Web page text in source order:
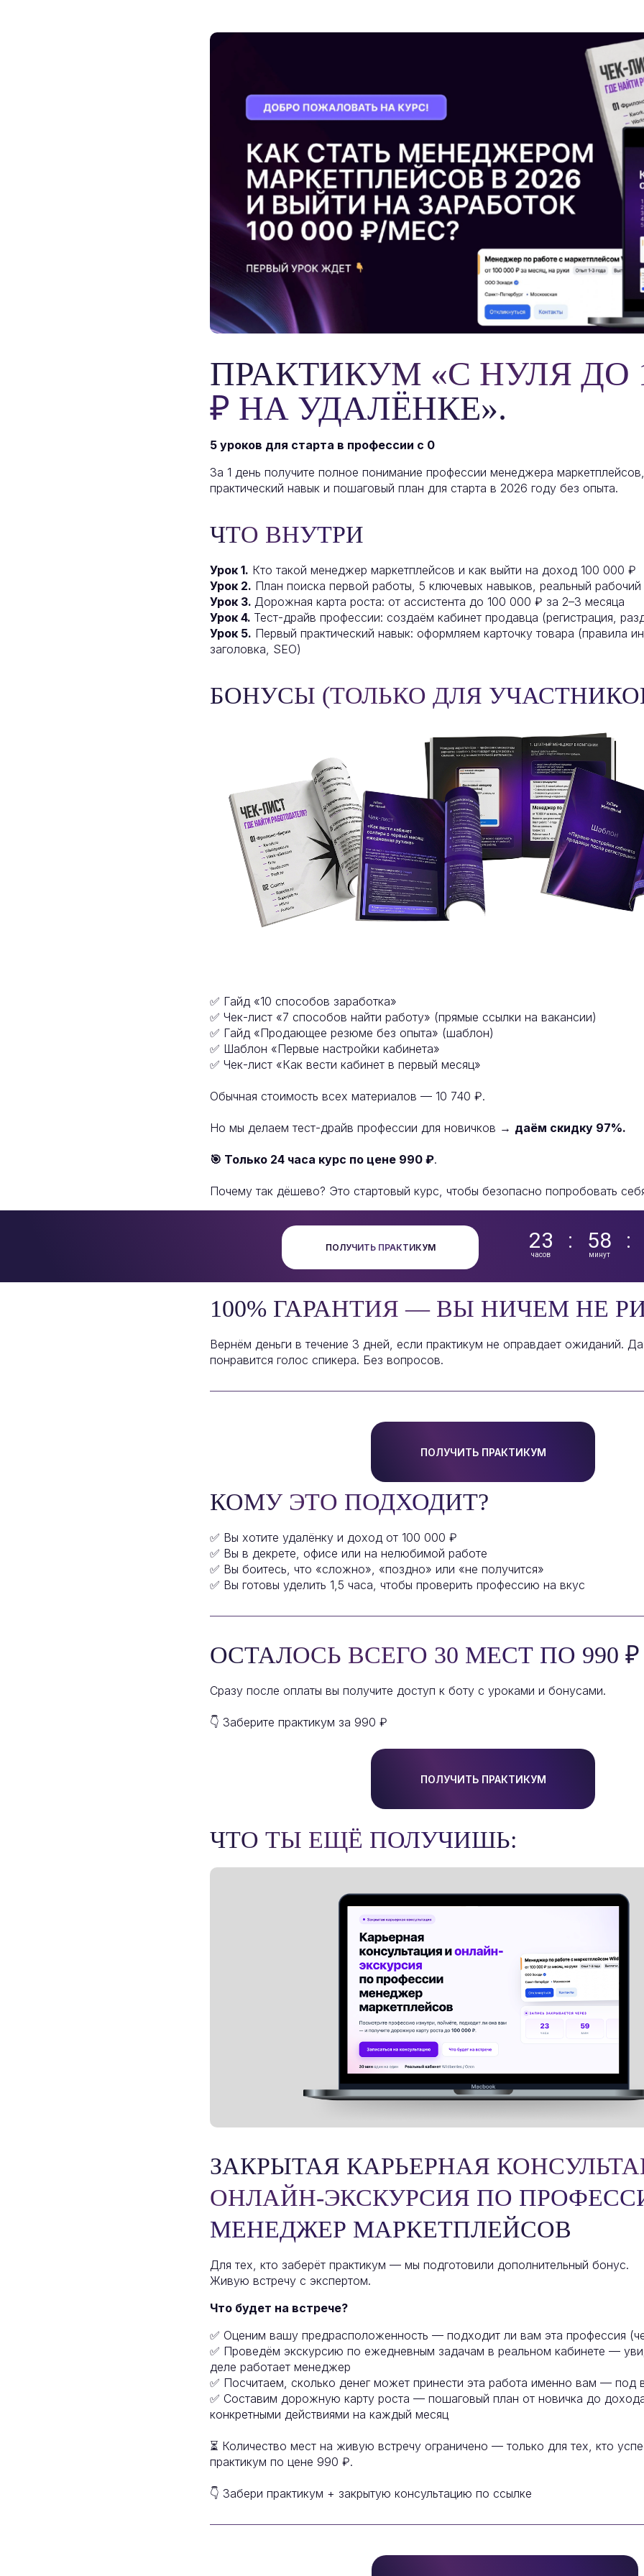
ПРАКТИКУМ «С НУЛЯ ДО
₽ НА УДАЛЁНКЕ».
5 уроков для старта в профессии с 0
За 1 день получите полное понимание профессии менеджера
практический навык и пошаговый план для старта в 2026 году без опыта.
ЧТО ВНУТРИ
Урок 1. Кто такой менеджер маркетплейсов и как выйти на доход 100 000 ₽
Урок 2. План поиска первой работы, 5 ключевых навыков, реальный рабочий
Урок 3. Дорожная карта роста: от ассистента до 100 000 ₽ за 2–3 месяца
Урок 4. Тест-драйв профессии: создаём кабинет продавца (регистрация,
Урок 5. Первый практический навык: оформляем карточку товара (правила
заголовка, SEO)
БОНУСЫ (ТОЛЬКО ДЛЯ
✅ Гайд «10 способов заработка»
✅ Чек-лист «7 способов найти работу» (прямые ссылки на вакансии)
✅ Гайд «Продающее резюме без опыта» (шаблон)
✅ Шаблон «Первые настройки кабинета»
✅ Чек-лист «Как вести кабинет в первый месяц»
Обычная стоимость всех материалов — 10 740 ₽.
Но мы делаем тест-драйв профессии для новичков → даём скидку 97%.
🎯 Только 24 часа курс по цене 990 ₽.
Почему так дёшево? Это стартовый курс, чтобы безопасно попробовать
23
часов
: 58
минут
:
ПОЛУЧИТЬ ПРАКТИКУМ
100% ГАРАНТИЯ — ВЫ НИЧЕМ НЕ
Вернём деньги в течение 3 дней, если практикум не оправдает ожиданий.
понравится голос спикера. Без вопросов.
ПОЛУЧИТЬ ПРАКТИКУМ
КОМУ ЭТО ПОДХОДИТ?
✅ Вы хотите удалёнку и доход от 100 000 ₽
✅ Вы в декрете, офисе или на нелюбимой работе
✅ Вы боитесь, что «сложно», «поздно» или «не получится»
✅ Вы готовы уделить 1,5 часа, чтобы проверить профессию на вкус
ОСТАЛОСЬ ВСЕГО 30 МЕСТ ПО 990 ₽
Сразу после оплаты вы получите доступ к боту с уроками и бонусами.
👇 Заберите практикум за 990 ₽
ПОЛУЧИТЬ ПРАКТИКУМ
ЧТО ТЫ ЕЩЁ ПОЛУЧИШЬ:
ЗАКРЫТАЯ КАРЬЕРНАЯ
ОНЛАЙН-ЭКСКУРСИЯ ПО
МЕНЕДЖЕР МАРКЕТПЛЕЙСОВ
Для тех, кто заберёт практикум — мы подготовили дополнительный бонус.
Живую встречу с экспертом.
Что будет на встрече?
✅ Оценим вашу предрасположенность — подходит ли вам эта профессия
✅ Проведём экскурсию по ежедневным задачам в реальном кабинете —
деле работает менеджер
✅ Посчитаем, сколько денег может принести эта работа именно вам — под
✅ Составим дорожную карту роста — пошаговый план от новичка до
конкретными действиями на каждый месяц
⏳ Количество мест на живую встречу ограничено — только для тех, кто
практикум по цене 990 ₽.
👇 Забери практикум + закрытую консультацию по ссылке